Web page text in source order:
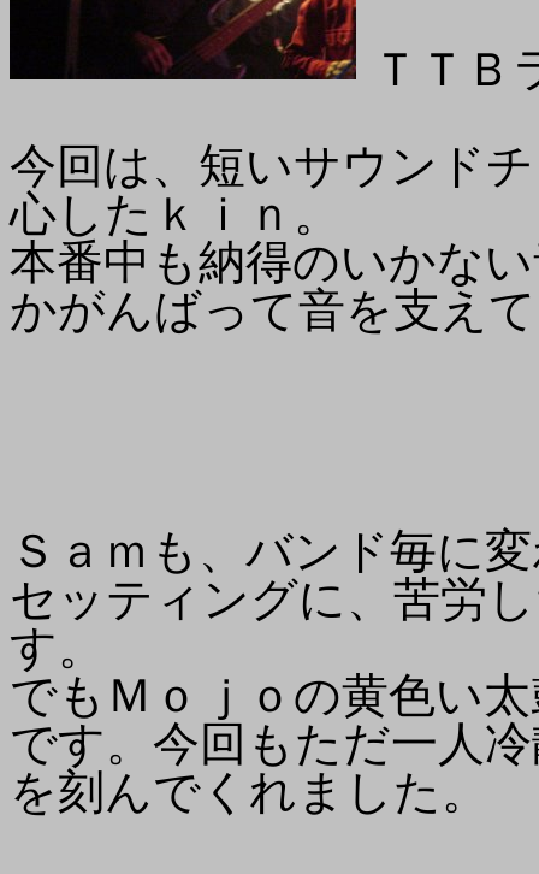
ＴＴＢ
今回は、短いサウンド
心したｋｉｎ。
本番中も納得のいかな
かがんばって音を支え
Ｓａｍも、バンド毎に
セッティングに、苦労
す。
でもＭｏｊｏの黄色い
です。今回もただ一人
を刻んでくれました。